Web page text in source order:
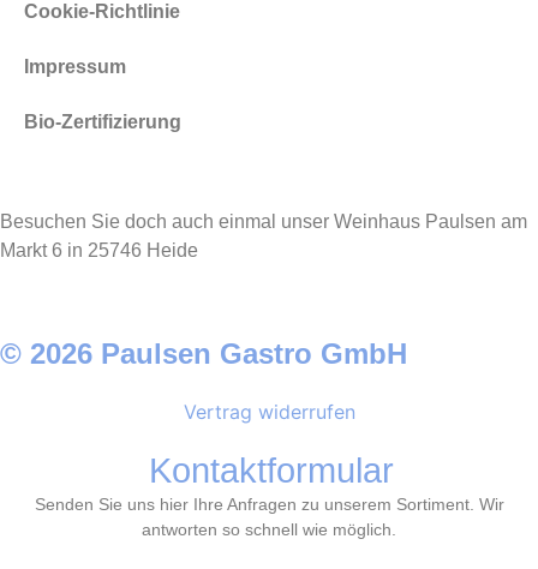
Cookie-Richtlinie
Impressum
Bio-Zertifizierung
Besuchen Sie doch auch einmal unser Weinhaus Paulsen am
Markt 6 in 25746 Heide
© 2026 Paulsen Gastro GmbH
Vertrag widerrufen
Kontaktformular
Senden Sie uns hier Ihre Anfragen zu unserem Sortiment. Wir
antworten so schnell wie möglich.